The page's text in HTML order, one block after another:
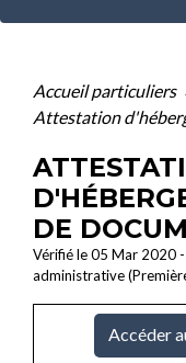
Accueil particuliers
Attestation
DE
Vérifié le 05 Mar 2020
administrative
Accéder